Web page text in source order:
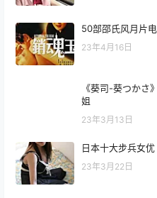
50部邵氏风月片
23年4月16日
《葵司-葵つかさ
姐
23年3月13日
日本十大步兵女
23年3月22日